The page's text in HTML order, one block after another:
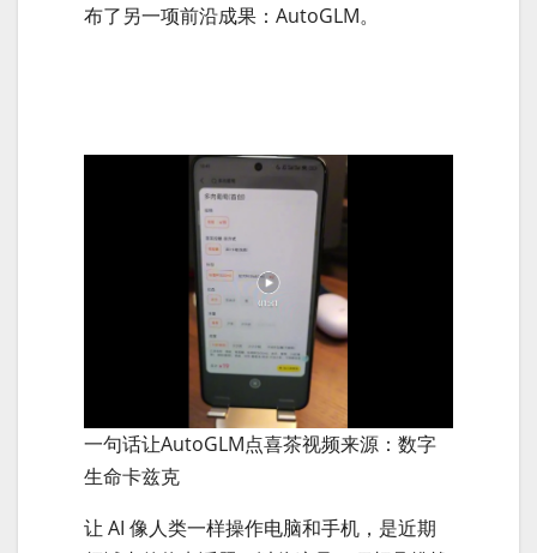
布了另一项前沿成果：AutoGLM。
一句话让AutoGLM点喜茶视频来源：数字
生命卡兹克
让 AI 像人类一样操作电脑和手机，是近期